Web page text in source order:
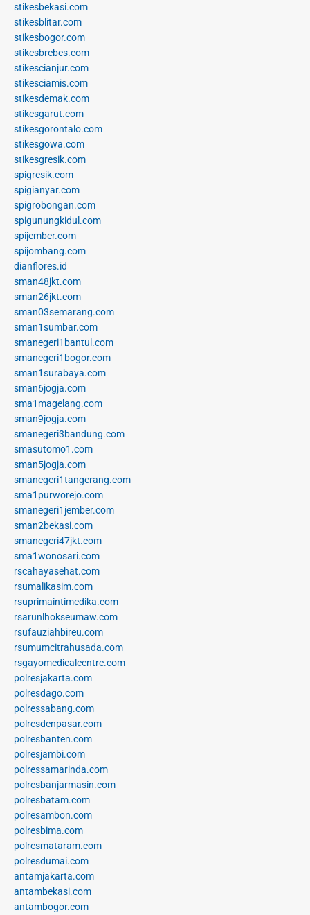
stikesbekasi.com
stikesblitar.com
stikesbogor.com
stikesbrebes.com
stikescianjur.com
stikesciamis.com
stikesdemak.com
stikesgarut.com
stikesgorontalo.com
stikesgowa.com
stikesgresik.com
spigresik.com
spigianyar.com
spigrobongan.com
spigunungkidul.com
spijember.com
spijombang.com
dianflores.id
sman48jkt.com
sman26jkt.com
sman03semarang.com
sman1sumbar.com
smanegeri1bantul.com
smanegeri1bogor.com
sman1surabaya.com
sman6jogja.com
sma1magelang.com
sman9jogja.com
smanegeri3bandung.com
smasutomo1.com
sman5jogja.com
smanegeri1tangerang.com
sma1purworejo.com
smanegeri1jember.com
sman2bekasi.com
smanegeri47jkt.com
sma1wonosari.com
rscahayasehat.com
rsumalikasim.com
rsuprimaintimedika.com
rsarunlhokseumaw.com
rsufauziahbireu.com
rsumumcitrahusada.com
rsgayomedicalcentre.com
polresjakarta.com
polresdago.com
polressabang.com
polresdenpasar.com
polresbanten.com
polresjambi.com
polressamarinda.com
polresbanjarmasin.com
polresbatam.com
polresambon.com
polresbima.com
polresmataram.com
polresdumai.com
antamjakarta.com
antambekasi.com
antambogor.com